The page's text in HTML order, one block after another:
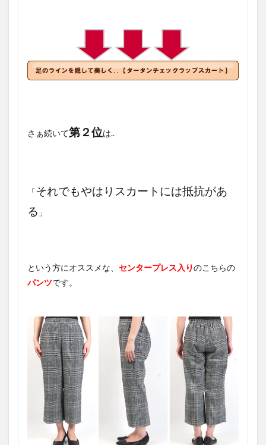
さぁ続いて第２位は..
「それでもやはりスカートには抵抗があ
る 」
という方にオススメな、 センタープレス入りのこちらの
パンツです。